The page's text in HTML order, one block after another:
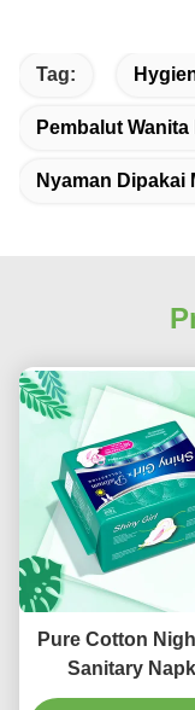
Tag:
Pembalut
Nyaman Dipakai
Pure Cotton
Sanitary
Disposable